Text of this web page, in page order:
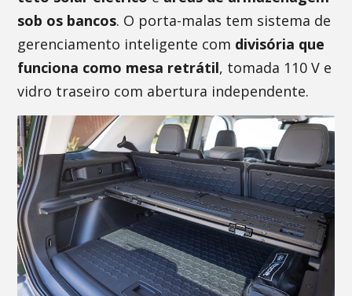
sob os bancos. O porta-malas tem sistema de
gerenciamento inteligente com divisória que
funciona como mesa retrátil, tomada 110 V e
vidro traseiro com abertura independente.